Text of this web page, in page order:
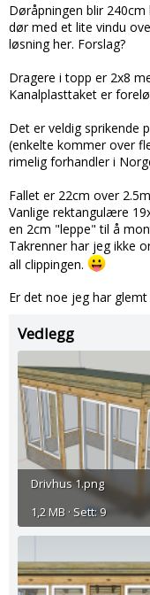
Døråpningen blir
dør med et lite vindu
løsning her. Forslag?
Dragere i topp er 2x8
Kanalplasttaket er
Det er veldig sprikende
(enkelte kommer over
rimelig forhandler i
Fallet er 22cm over
Vanlige rektangulære
en 2cm "leppe" til å
Takrenner har jeg ikke
all clippingen.
Er det noe jeg har
Vedlegg
Drivhus 1.png
1,2 MB · Sett: 9